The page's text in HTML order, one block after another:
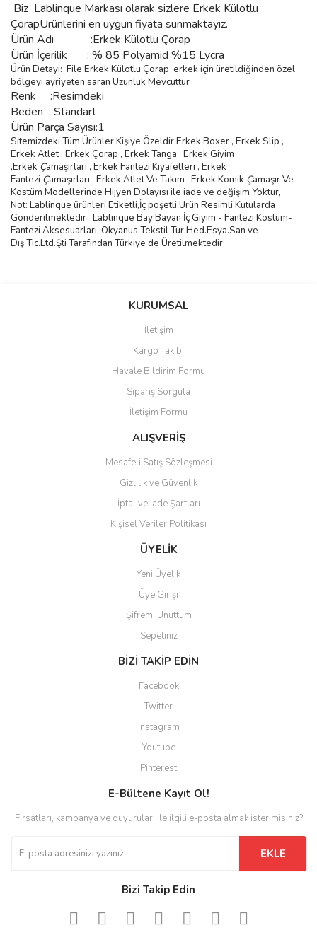
Biz Lablinque Markası olarak sizlere Erkek Külotlu
ÇorapÜrünlerini en uygun fiyata sunmaktayız.
Ürün Adı :Erkek Külotlu Çorap
Ürün İçerilik : % 85 Polyamid %15 Lycra
Ürün Detayı: File Erkek Külotlu Çorap erkek için üretildiğinden özel
bölgeyi ayriyeten saran Uzunluk Mevcuttur
Renk :Resimdeki
Beden : Standart
Ürün Parça Sayısı:1
Sitemizdeki Tüm Ürünler Kişiye Özeldir Erkek Boxer , Erkek Slip ,
Erkek Atlet , Erkek Çorap , Erkek Tanga , Erkek Giyim
,Erkek Çamaşırları , Erkek Fantezi Kıyafetleri , Erkek
Fantezi Çamaşırları , Erkek Atlet Ve Takım , Erkek Komik Çamaşır Ve
Kostüm Modellerinde Hijyen Dolayısı ile iade ve değişim Yoktur,
Not: Lablinque ürünleri Etiketli,İç poşetli,Ürün Resimli Kutularda
Gönderilmektedir Lablinque Bay Bayan İçGiyim - Fantezi Kostüm-
Fantezi Aksesuarları Okyanus Tekstil Tur.Hed.Esya.San ve
DışTic.Ltd.Şti Tarafından Türkiye de Üretilmektedir
Bu ürüne ilk yorumu siz yapın!
Ürün resmi kalitesiz, bozuk veya görüntülenemiyor.
Ürün açıklamasında eksik bilgiler bulunuyor.
Ürün bilgilerinde hatalar bulunuyor.
Ürün fiyatı diğer sitelerden daha pahalı.
Bu ürüne benzer farklı alternatifler olmalı.
Gönder
KURUMSAL
İletişim
Kargo Takibi
Havale Bildirim Formu
Sipariş Sorgula
İletişim Formu
ALIŞVERİŞ
Mesafeli Satış Sözleşmesi
Gizlilik ve Güvenlik
İptal ve İade Şartları
Kişisel Veriler Politikası
ÜYELİK
Yeni Üyelik
Üye Girişi
Şifremi Unuttum
Sepetiniz
BİZİ TAKİP EDİN
Facebook
Twitter
Instagram
Youtube
Pinterest
E-Bültene Kayıt Ol!
Fırsatları, kampanya ve duyuruları ile ilgili e-posta almak ister misiniz?
EKLE
Bizi Takip Edin